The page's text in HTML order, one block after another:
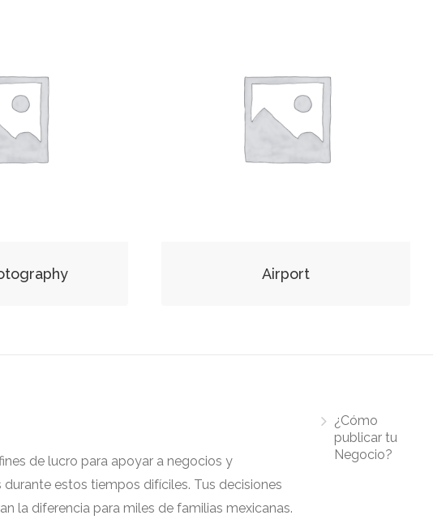
Airport
de lucro para apoyar a negocios y
estos tiempos difíciles. Tus decisiones
la diferencia para miles de familias mexicanas.
¿Cómo
publicar tu
Negocio?